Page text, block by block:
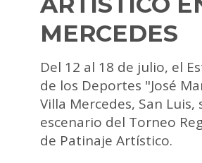
MERCEDES
Del 12 al 18 de julio, el
de los Deportes "José
Villa Mercedes, San Luis,
escenario del Torneo
de Patinaje Artístico.